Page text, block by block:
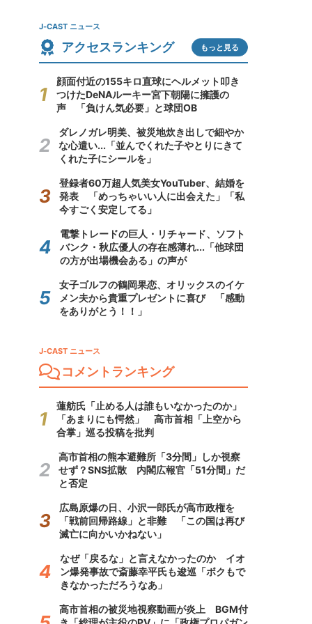
J-CAST ニュース
アクセスランキング もっと見る
顔面付近の155キロ直球にヘルメット叩き
つけたDeNAルーキー宮下朝陽に擁護の
声 「負けん気必要」と球団OB
ダレノガレ明美、被災地炊き出しで細やか
な心遣い...「並んでくれた子やとりにきて
くれた子にシールを」
登録者60万超人気美女YouTuber、結婚を
発表 「めっちゃいい人に出会えた」「私
今すごく安定してる」
電撃トレードの巨人・リチャード、ソフト
バンク・秋広優人の存在感薄れ...「他球団
の方が出場機会ある」の声が
女子ゴルフの鶴岡果恋、オリックスのイケ
メン夫から貴重プレゼントに喜び 「感動
をありがとう！！」
J-CAST ニュース
コメントランキング
蓮舫氏「止める人は誰もいなかったのか」
「あまりにも愕然」 高市首相「上空から
合掌」巡る投稿を批判
高市首相の熊本避難所「3分間」しか視察
せず？SNS拡散 内閣広報官「51分間」だ
と否定
広島原爆の日、小沢一郎氏が高市政権を
「戦前回帰路線」と非難 「この国は再び
滅亡に向かいかねない」
なぜ「戻るな」と言えなかったのか イオ
ン爆発事故で斎藤幸平氏も逡巡「ボクもで
きなかっただろうなあ」
高市首相の被災地視察動画が炎上 BGM付